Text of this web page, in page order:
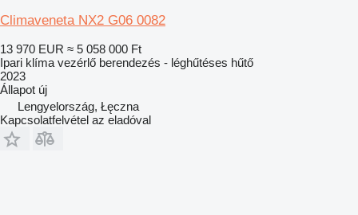
Climaveneta NX2 G06 0082
13 970 EUR ≈ 5 058 000 Ft
Ipari klíma vezérlő berendezés - léghűtéses hűtő
2023
Állapot új
Lengyelország, Łęczna
Kapcsolatfelvétel az eladóval